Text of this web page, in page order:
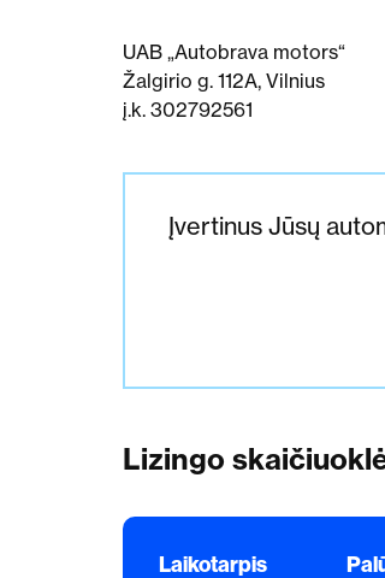
UAB „Autobrava motors“
Žalgirio g. 112A, Vilnius
į.k. 302792561
Įvertinus Jūsų
Lizingo
Laikotarpis